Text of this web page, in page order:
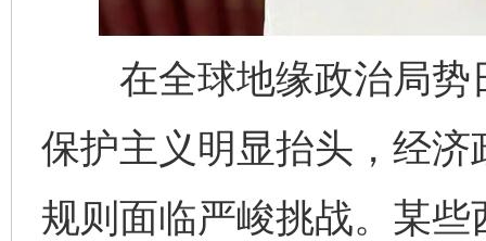
在全球地缘政治局势
保护主义明显抬头，经
规则面临严峻挑战。某